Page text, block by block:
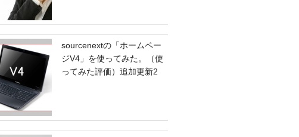
sourcenextの「ホームペー
ジV4」を使ってみた。（使
ってみた評価）追加更新2